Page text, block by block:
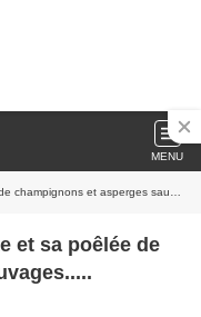
MENU
et asperges sauvages.....
et sa poêlée de